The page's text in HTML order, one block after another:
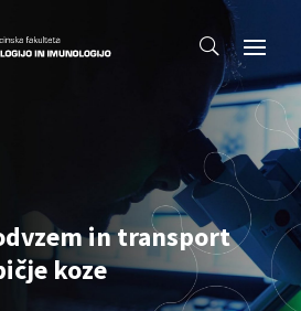
in transport
koze